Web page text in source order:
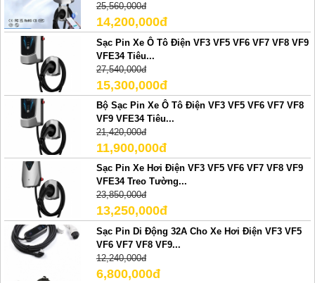
25,560,000đ
14,200,000đ
Sạc Pin Xe Ô Tô Điện VF3 VF5 VF6 VF7 VF8 VF9
VFE34 Tiêu...
27,540,000đ
15,300,000đ
Bộ Sạc Pin Xe Ô Tô Điện VF3 VF5 VF6 VF7 VF8
VF9 VFE34 Tiêu...
21,420,000đ
11,900,000đ
Sạc Pin Xe Hơi Điện VF3 VF5 VF6 VF7 VF8 VF9
VFE34 Treo Tường...
23,850,000đ
13,250,000đ
Sạc Pin Di Động 32A Cho Xe Hơi Điện VF3 VF5
VF6 VF7 VF8 VF9...
12,240,000đ
6,800,000đ